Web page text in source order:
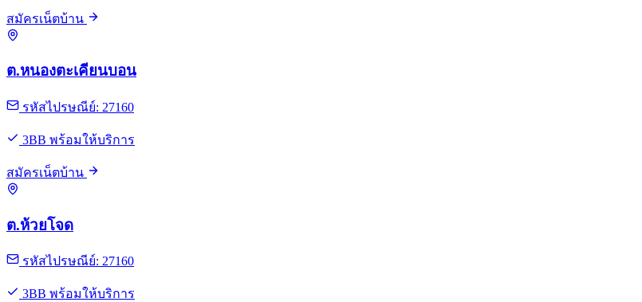
สมัครเน็ตบ้าน
ต.หนองตะเคียนบอน
รหัสไปรษณีย์: 27160
3BB พร้อมให้บริการ
สมัครเน็ตบ้าน
ต.ห้วยโจด
รหัสไปรษณีย์: 27160
3BB พร้อมให้บริการ